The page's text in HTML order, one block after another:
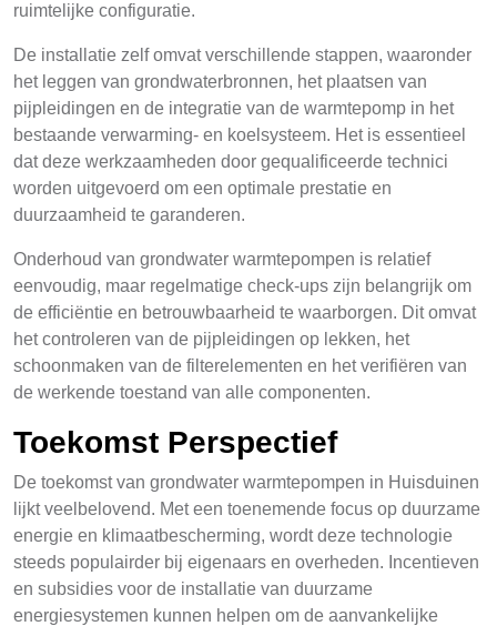
ruimtelijke configuratie.
De installatie zelf omvat verschillende stappen, waaronder
het leggen van grondwaterbronnen, het plaatsen van
pijpleidingen en de integratie van de warmtepomp in het
bestaande verwarming- en koelsysteem. Het is essentieel
dat deze werkzaamheden door gequalificeerde technici
worden uitgevoerd om een optimale prestatie en
duurzaamheid te garanderen.
Onderhoud van grondwater warmtepompen is relatief
eenvoudig, maar regelmatige check-ups zijn belangrijk om
de efficiëntie en betrouwbaarheid te waarborgen. Dit omvat
het controleren van de pijpleidingen op lekken, het
schoonmaken van de filterelementen en het verifiëren van
de werkende toestand van alle componenten.
Toekomst Perspectief
De toekomst van grondwater warmtepompen in Huisduinen
lijkt veelbelovend. Met een toenemende focus op duurzame
energie en klimaatbescherming, wordt deze technologie
steeds populairder bij eigenaars en overheden. Incentieven
en subsidies voor de installatie van duurzame
energiesystemen kunnen helpen om de aanvankelijke